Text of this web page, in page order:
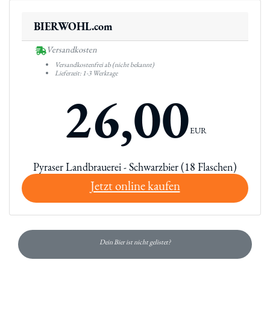
BIERWOHL.com
Versandkosten
Versandkostenfrei ab (nicht bekannt)
Lieferzeit: 1-3 Werktage
26,00EUR
Pyraser Landbrauerei - Schwarzbier (18 Flaschen)
Jetzt online kaufen
Dein Bier ist nicht gelistet?